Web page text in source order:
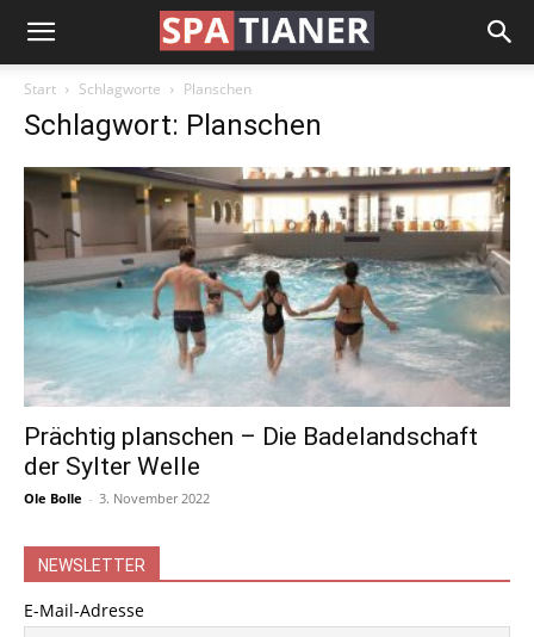
Start Schlagworte Planschen
Schlagwort: Planschen
Prächtig planschen – Die Badelandschaft
der Sylter Welle
Ole Bolle - 3. November 2022
NEWSLETTER
E-Mail-Adresse